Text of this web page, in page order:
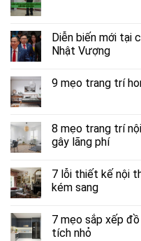
Diễn biến mới tại
Nhật Vượng
9 mẹo trang trí
8 mẹo trang trí
gây lãng phí
7 lỗi thiết kế nội
kém sang
7 mẹo sắp xếp
tích nhỏ